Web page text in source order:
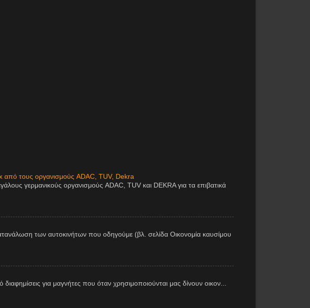
από τους οργανισμούς ADAC, TUV, Dekra
γερμανικούς οργανισμούς ADAC, TUV και DEKRA για τα επιβατικά
των αυτοκινήτων που οδηγούμε (βλ. σελίδα Οικονομία καυσίμου
για μαγνήτες που όταν χρησιμοποιούνται μας δίνουν οικον...